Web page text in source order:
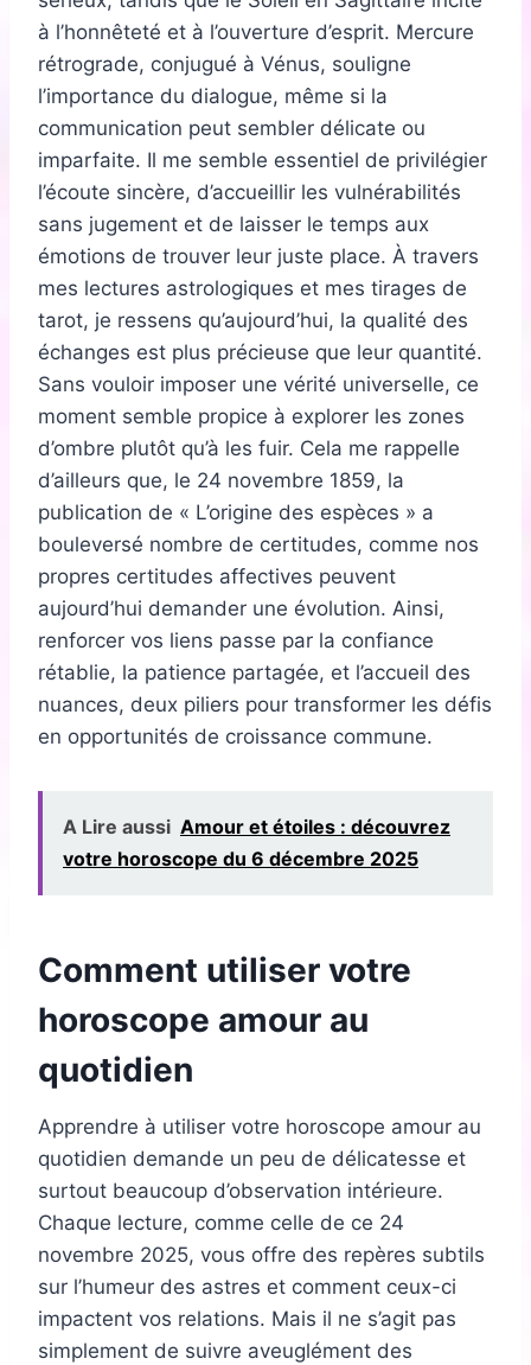
à l’honnêteté et à l’ouverture d’esprit. Mercure
rétrograde, conjugué à Vénus, souligne
l’importance du dialogue, même si la
communication peut sembler délicate ou
imparfaite. Il me semble essentiel de privilégier
l’écoute sincère, d’accueillir les vulnérabilités
sans jugement et de laisser le temps aux
émotions de trouver leur juste place. À travers
mes lectures astrologiques et mes tirages de
tarot, je ressens qu’aujourd’hui, la qualité des
échanges est plus précieuse que leur quantité.
Sans vouloir imposer une vérité universelle, ce
moment semble propice à explorer les zones
d’ombre plutôt qu’à les fuir. Cela me rappelle
d’ailleurs que, le 24 novembre 1859, la
publication de « L’origine des espèces » a
bouleversé nombre de certitudes, comme nos
propres certitudes affectives peuvent
aujourd’hui demander une évolution. Ainsi,
renforcer vos liens passe par la confiance
rétablie, la patience partagée, et l’accueil des
nuances, deux piliers pour transformer les défis
en opportunités de croissance commune.
A Lire aussi Amour et étoiles : découvrez
votre horoscope du 6 décembre 2025
Comment utiliser votre
horoscope amour au
quotidien
Apprendre à utiliser votre horoscope amour au
quotidien demande un peu de délicatesse et
surtout beaucoup d’observation intérieure.
Chaque lecture, comme celle de ce 24
novembre 2025, vous offre des repères subtils
sur l’humeur des astres et comment ceux-ci
impactent vos relations. Mais il ne s’agit pas
simplement de suivre aveuglément des